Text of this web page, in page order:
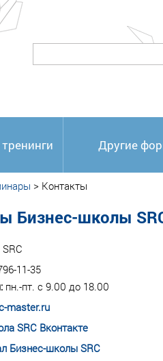
Другие
> Контакты
Бизнес-школы
11-35
пн.-пт. с 9.00 до 18.00
master.ru
SRC Вконтакте
Бизнес-школы SRC